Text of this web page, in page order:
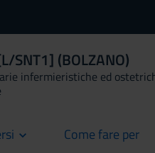
SNT1] (BOLZANO)
infermieristiche ed
Come fare per
current